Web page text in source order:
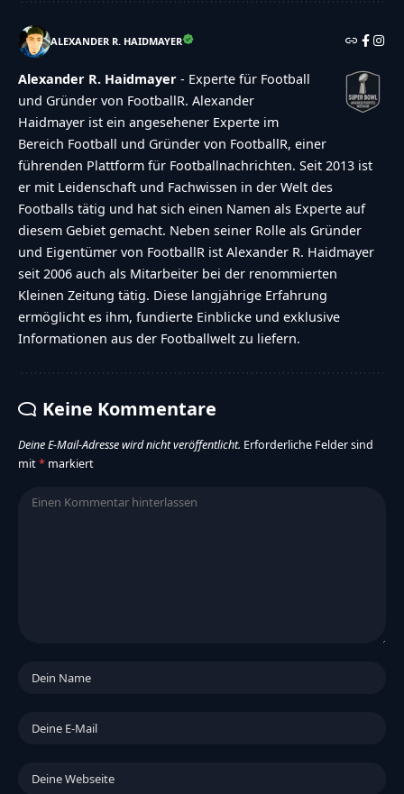
ALEXANDER R. HAIDMAYER
Alexander R. Haidmayer - Experte für Football
und Gründer von FootballR. Alexander
Haidmayer ist ein angesehener Experte im
Bereich Football und Gründer von FootballR, einer
führenden Plattform für Footballnachrichten. Seit 2013 ist
er mit Leidenschaft und Fachwissen in der Welt des
Footballs tätig und hat sich einen Namen als Experte auf
diesem Gebiet gemacht. Neben seiner Rolle als Gründer
und Eigentümer von FootballR ist Alexander R. Haidmayer
seit 2006 auch als Mitarbeiter bei der renommierten
Kleinen Zeitung tätig. Diese langjährige Erfahrung
ermöglicht es ihm, fundierte Einblicke und exklusive
Informationen aus der Footballwelt zu liefern.
Keine Kommentare
Deine E-Mail-Adresse wird nicht veröffentlicht. Erforderliche Felder sind
mit* markiert